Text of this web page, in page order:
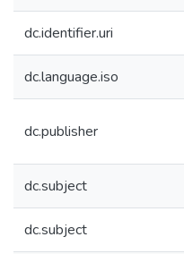
dc.identifier.uri
dc.language.iso
dc.publisher
dc.subject
dc.subject